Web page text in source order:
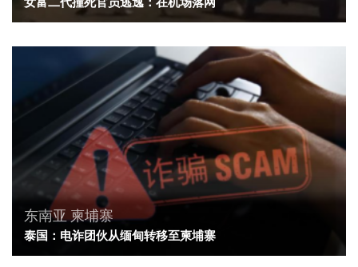
东南亚柬埔寨
泰国：电诈团伙从缅甸转移至柬埔寨